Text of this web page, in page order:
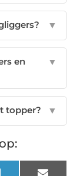
▼
en
▼
topper? ▼